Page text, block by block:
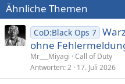
Ähnliche Themen
CoD:Black Ops 7
ohne
Mr___Miyagi Call of Duty
Antworten 2 17. Juli 2026